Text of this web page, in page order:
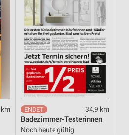
km 34,9 km
Badezimmer-Testerinnen
Noch heute gültig